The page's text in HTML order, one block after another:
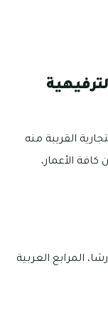
القريبة منه
الأعمار،
المرابع العربية